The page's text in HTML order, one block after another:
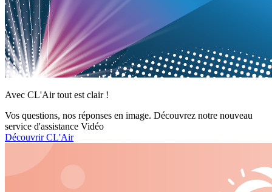
Avec CL'Air tout est clair !
Vos questions, nos réponses en image. Découvrez notre nouveau
service d'assistance Vidéo
Découvrir CL'Air